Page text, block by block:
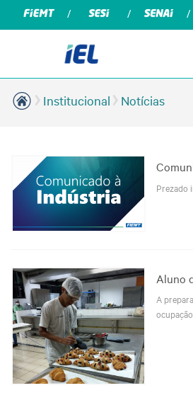
Institucional Notícias
Prezado
Aluno
A